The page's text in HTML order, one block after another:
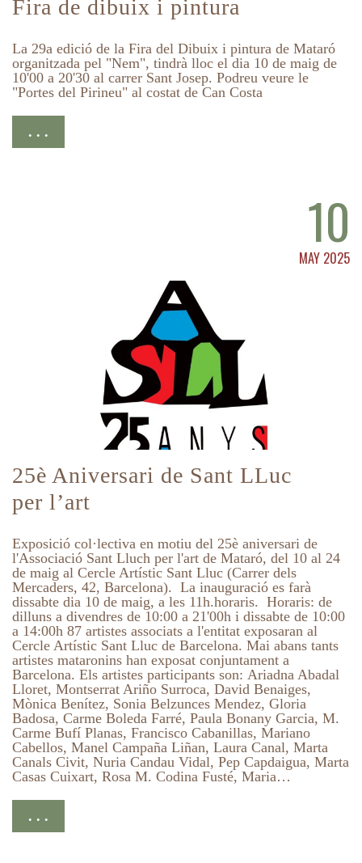
Fira de dibuix i pintura
La 29a edició de la Fira del Dibuix i pintura de Mataró
organitzada pel "Nem", tindrà lloc el dia 10 de maig de
10'00 a 20'30 al carrer Sant Josep. Podreu veure le
"Portes del Pirineu" al costat de Can Costa
. . .
10
MAY 2025
25è Aniversari de Sant LLuc
per l’art
Exposició col·lectiva en motiu del 25è aniversari de
l'Associació Sant Lluch per l'art de Mataró, del 10 al 24
de maig al Cercle Artístic Sant Lluc (Carrer dels
Mercaders, 42, Barcelona). La inauguració es farà
dissabte dia 10 de maig, a les 11h.horaris. Horaris: de
dilluns a divendres de 10:00 a 21'00h i dissabte de 10:00
a 14:00h 87 artistes associats a l'entitat exposaran al
Cercle Artístic Sant Lluc de Barcelona. Mai abans tants
artistes mataronins han exposat conjuntament a
Barcelona. Els artistes participants son: Ariadna Abadal
Lloret, Montserrat Ariño Surroca, David Benaiges,
Mònica Benítez, Sonia Belzunces Mendez, Gloria
Badosa, Carme Boleda Farré, Paula Bonany Garcia, M.
Carme Bufí Planas, Francisco Cabanillas, Mariano
Cabellos, Manel Campaña Liñan, Laura Canal, Marta
Canals Civit, Nuria Candau Vidal, Pep Capdaigua, Marta
Casas Cuixart, Rosa M. Codina Fusté, Maria…
. . .